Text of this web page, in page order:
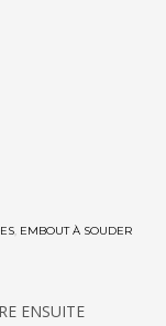
, EMBOUT À SOUDER
ENSUITE